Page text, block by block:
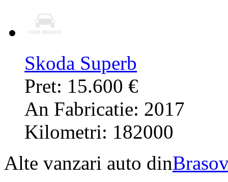
Skoda Superb
Pret: 15.600 €
An Fabricatie: 2017
Kilometri: 182000
Alte vanzari auto din